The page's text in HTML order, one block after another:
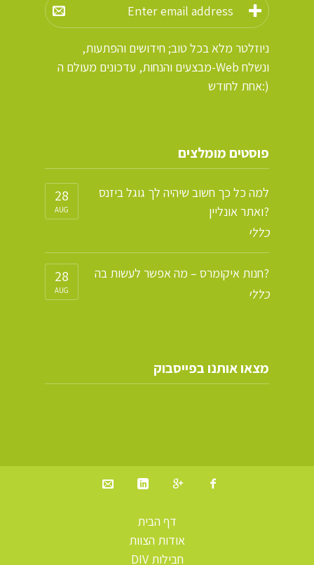
ניוזלטר מלא בכל טוב; חידושים והפתעות,
מבצעים והנחות, עדכונים מעולם ה-Web ונשלח
אחת לחודש:)
פוסטים מומלצים
28
AUG
למה כל כך חשוב שיהיה לך גוגל ביזנס
ואתר אונליין?
כללי
28
AUG
חנות איקומרס – מה אפשר לעשות בה?
כללי
מצאו אותנו בפייסבוק
דף הבית
אודות הצוות
חבילות DIV